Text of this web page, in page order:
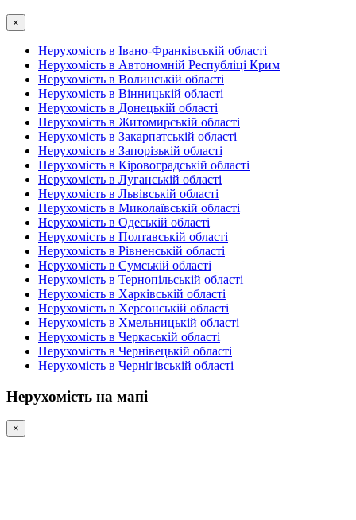
×
Нерухомість в Івано-Франківській області
Нерухомість в Автономній Республіці Крим
Нерухомість в Волинській області
Нерухомість в Вінницькій області
Нерухомість в Донецькій області
Нерухомість в Житомирській області
Нерухомість в Закарпатській області
Нерухомість в Запорізькій області
Нерухомість в Кіровоградській області
Нерухомість в Луганській області
Нерухомість в Львівській області
Нерухомість в Миколаївській області
Нерухомість в Одеській області
Нерухомість в Полтавській області
Нерухомість в Рівненській області
Нерухомість в Сумській області
Нерухомість в Тернопільській області
Нерухомість в Харківській області
Нерухомість в Херсонській області
Нерухомість в Хмельницькій області
Нерухомість в Черкаській області
Нерухомість в Чернівецькій області
Нерухомість в Чернігівській області
Нерухомість на мапі
×